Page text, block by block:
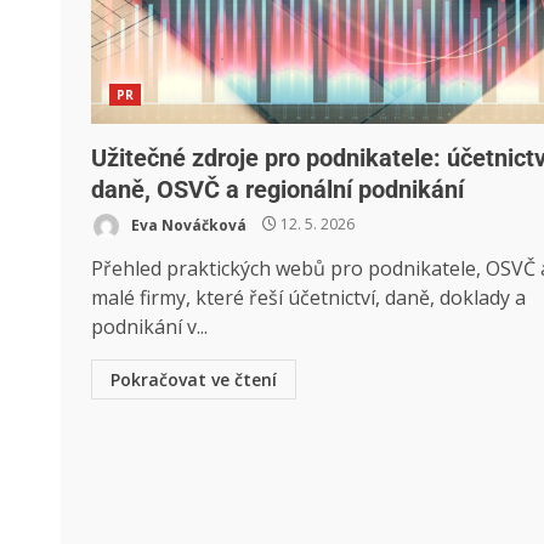
PR
Užitečné zdroje pro podnikatele:
daně, OSVČ a regionální podnikání
Eva Nováčková 12. 5. 2026
Přehled praktických webů pro podnikatele, OSVČ
malé firmy, které řeší účetnictví, daně, doklady a
podnikání v...
Pokračovat ve čtení